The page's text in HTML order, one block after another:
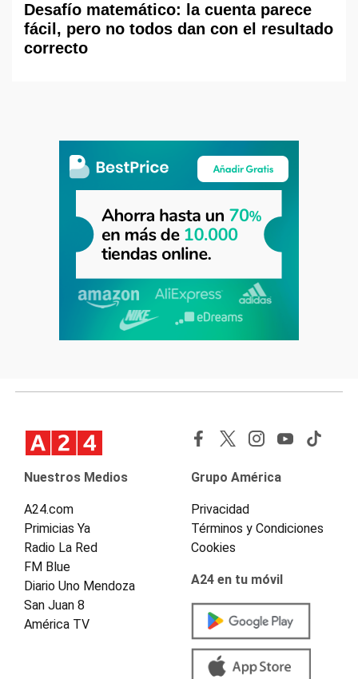
Desafío matemático: la cuenta parece
fácil, pero no todos dan con el resultado
correcto
Nuestros Medios
A24.com
Primicias Ya
Radio La Red
FM Blue
Diario Uno Mendoza
San Juan 8
América TV
Grupo América
Privacidad
Términos y Condiciones
Cookies
A24 en tu móvil